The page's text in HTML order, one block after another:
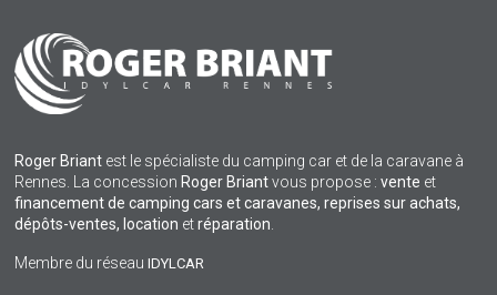
Roger Briant est le spécialiste du camping car et de la caravane à
Rennes. La concession Roger Briantvous propose : vente et
financement de camping cars et caravanes, reprises sur achats,
dépôts-ventes, location etréparation.
Membre du réseauIDYLCAR